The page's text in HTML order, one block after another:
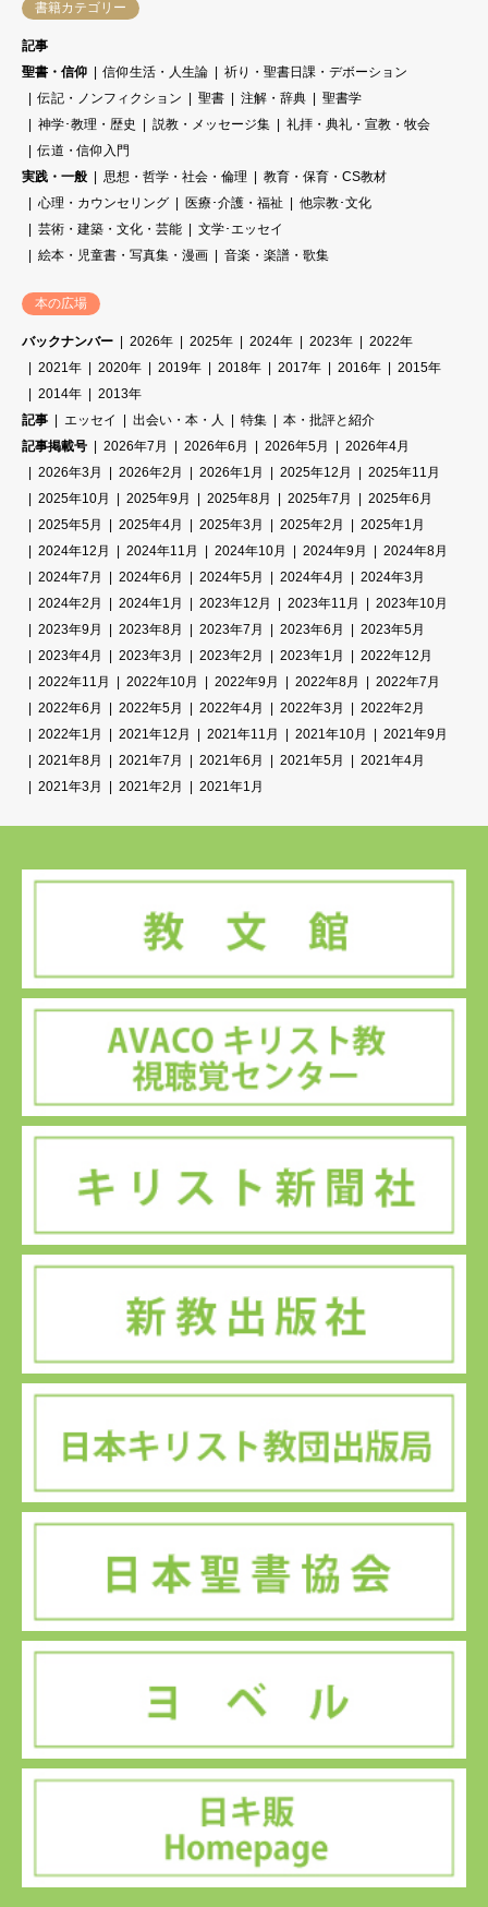
書籍カテゴリー
記事
聖書・信仰
信仰生活・人生論
祈り・聖書日課・デボーション
伝記・ノンフィクション
聖書 注解・辞典
聖書学
神学･教理・歴史
説教・メッセージ集
礼拝・典礼・宣教・牧会
伝道・信仰入門
実践・一般
思想・哲学・社会・倫理
教育・保育・CS教材
心理・カウンセリング
医療･介護・福祉
他宗教･文化
芸術・建築・文化・芸能
文学･エッセイ
絵本・児童書・写真集・漫画
音楽・楽譜・歌集
本の広場
バックナンバー 2026年 2025年 2024年 2023年
2022年
2021年
2020年 2019年 2018年 2017年 2016年
2015年
2014年
2013年
記事
エッセイ 出会い・本・人 特集
本・批評と紹介
記事掲載号
2026年7月 2026年6月 2026年5月
2026年4月
2026年3月
2026年2月 2026年1月 2025年12月
2025年11月
2025年10月
2025年9月 2025年8月 2025年7月
2025年6月
2025年5月
2025年4月 2025年3月 2025年2月
2025年1月
2024年12月
2024年11月 2024年10月 2024年9月
2024年8月
2024年7月
2024年6月 2024年5月 2024年4月
2024年3月
2024年2月
2024年1月 2023年12月 2023年11月
2023年10月
2023年9月
2023年8月 2023年7月 2023年6月
2023年5月
2023年4月
2023年3月 2023年2月 2023年1月
2022年12月
2022年11月
2022年10月 2022年9月 2022年8月
2022年7月
2022年6月
2022年5月 2022年4月 2022年3月
2022年2月
2022年1月
2021年12月 2021年11月 2021年10月
2021年9月
2021年8月
2021年7月 2021年6月 2021年5月
2021年4月
2021年3月
2021年2月 2021年1月